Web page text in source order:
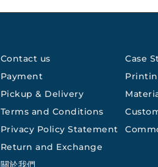
Contact us
Payment
Pickup & Delivery
Terms and Conditions
Privacy Policy Statement
Return and Exchange
關於我們
Case